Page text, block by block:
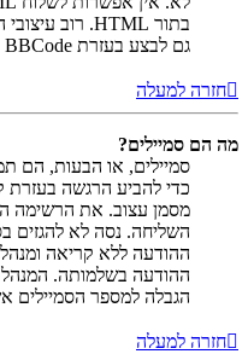
גם לבצע בעזרת BBCode במקום.
חזרה למעלה
מה הם סמיילים?
סמיילים, או הבעות, הם
כדי להביע הרגשה בעזרת
מסמן עצוב. את הרשימה
השליחה. נסה לא להגזים
ההודעה ללא קריאה
ההודעה בשלמותה.
הגבלה למספר הסמיילים
חזרה למעלה